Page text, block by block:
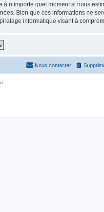
n’importe quel moment si nous
Bien que ces informations ne
informatique visant à
Nous contacter